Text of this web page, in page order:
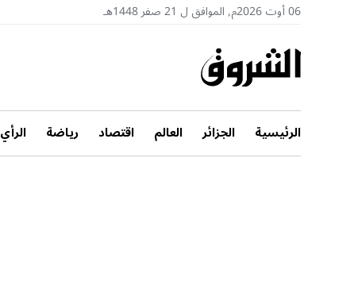
06 أوت 2026م, الموافق ل 21 صفر 1448هـ
الرئيسية الجزائر العالم اقتصاد رياضة الرأي